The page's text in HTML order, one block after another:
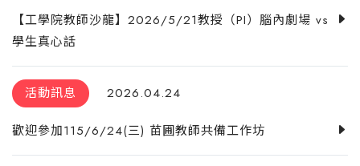
【工學院教師沙龍】2026/5/21教授（PI）腦內劇場 vs
學生真心話
活動訊息 2026.04.24
歡迎參加115/6/24(三) 苗圃教師共備工作坊